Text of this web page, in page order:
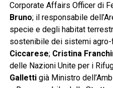
Corporate Affairs Officer di
Bruno; il responsabile
specie e degli habitat
sostenibile dei sistemi
Ciccarese; Cristina
delle Nazioni Unite per i
Gallettigià Ministro